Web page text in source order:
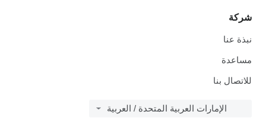
شركة
نبذة عنا
مساعدة
للاتصال بنا
الإمارات العربية المتحدة / العربية